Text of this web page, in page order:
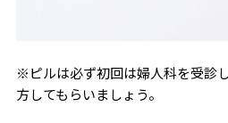
※ピルは必ず初回は婦人科を受診
方してもらいましょう。